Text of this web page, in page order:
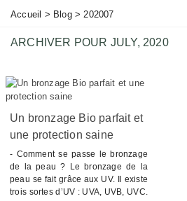
Accueil > Blog > 202007
ARCHIVER POUR JULY, 2020
Un bronzage Bio parfait et
une protection saine
- Comment se passe le bronzage
de la peau ? Le bronzage de la
peau se fait grâce aux UV. Il existe
trois sortes d’UV : UVA, UVB, UVC.